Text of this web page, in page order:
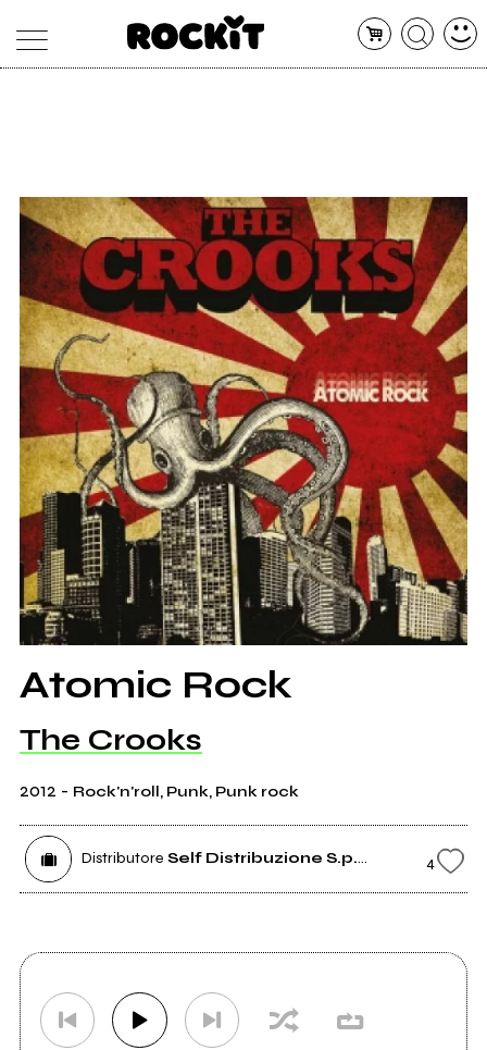
ARTISTI
CONCERTI
SHOP
RADIO
Atomic Rock
The Crooks
2012 - Rock'n'roll, Punk, Punk rock
Distributore Self Distribuzione S.p.A. 4